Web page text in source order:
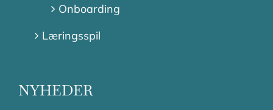
Onboarding
Læringsspil
NYHEDER